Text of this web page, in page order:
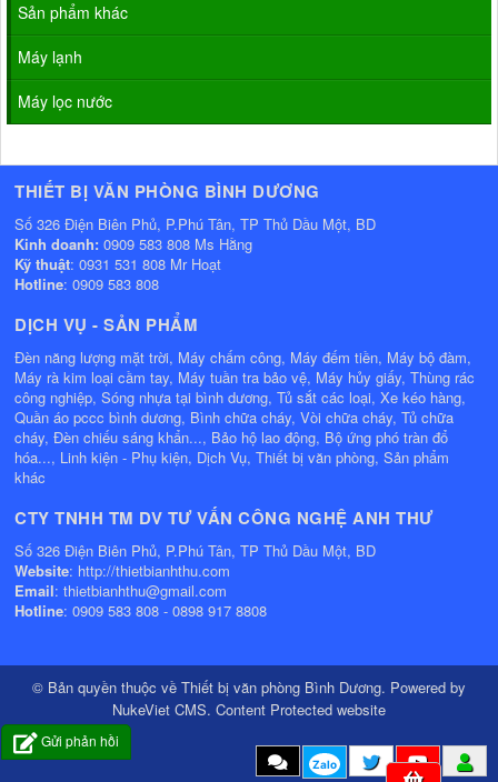
Sản phẩm khác
Máy lạnh
Máy lọc nước
0Mặt hàng : 0 VND
Zalo
THIẾT BỊ VĂN PHÒNG BÌNH DƯƠNG
Số 326 Điện Biên Phủ, P.Phú Tân, TP Thủ Dầu Một, BD
Kinh doanh: 0909 583 808 Ms Hằng
Kỹ thuật: 0931 531 808 Mr Hoạt
Hotline: 0909 583 808
DỊCH VỤ - SẢN PHẨM
Đèn năng lượng mặt trời, Máy chấm công, Máy đếm tiền, Máy bộ đàm,
Máy rà kim loại cầm tay, Máy tuần tra bảo vệ, Máy hủy giấy, Thùng rác
công nghiệp, Sóng nhựa tại bình dương, Tủ sắt các loại, Xe kéo hàng,
Quần áo pccc bình dương, Bình chữa cháy, Vòi chữa cháy, Tủ chữa
cháy, Đèn chiếu sáng khẩn..., Bảo hộ lao động, Bộ ứng phó tràn đổ
hóa..., Linh kiện - Phụ kiện, Dịch Vụ, Thiết bị văn phòng, Sản phẩm
khác
CTY TNHH TM DV TƯ VẤN CÔNG NGHỆ ANH THƯ
Số 326 Điện Biên Phủ, P.Phú Tân, TP Thủ Dầu Một, BD
Website: http://thietbianhthu.com
Email: thietbianhthu@gmail.com
Hotline: 0909 583 808 - 0898 917 8808
Gửi phản hồi
© Bản quyền thuộc về Thiết bị văn phòng Bình Dương. Powered by
NukeViet CMS. Content Protected website